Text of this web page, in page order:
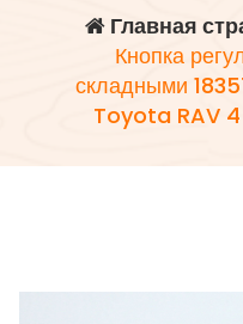
Главная
Кнопка
складными
Toyota RAV 4